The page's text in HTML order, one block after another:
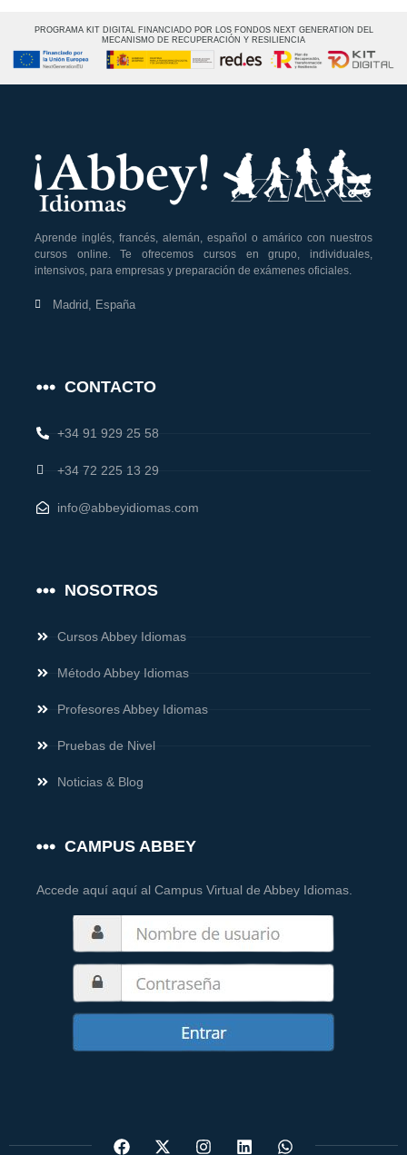
PROGRAMA KIT DIGITAL FINANCIADO POR LOS FONDOS NEXT GENERATION DEL
MECANISMO DE RECUPERACIÓN Y RESILIENCIA
Aprende inglés, francés, alemán, español o amárico con nuestros
cursos online. Te ofrecemos cursos en grupo, individuales,
intensivos, para empresas y preparación de exámenes oficiales.
Madrid, España
CONTACTO
+34 91 929 25 58
+34 72 225 13 29
info@abbeyidiomas.com
NOSOTROS
Cursos Abbey Idiomas
Método Abbey Idiomas
Profesores Abbey Idiomas
Pruebas de Nivel
Noticias & Blog
CAMPUS ABBEY
Accede aquí aquí al Campus Virtual de Abbey Idiomas.